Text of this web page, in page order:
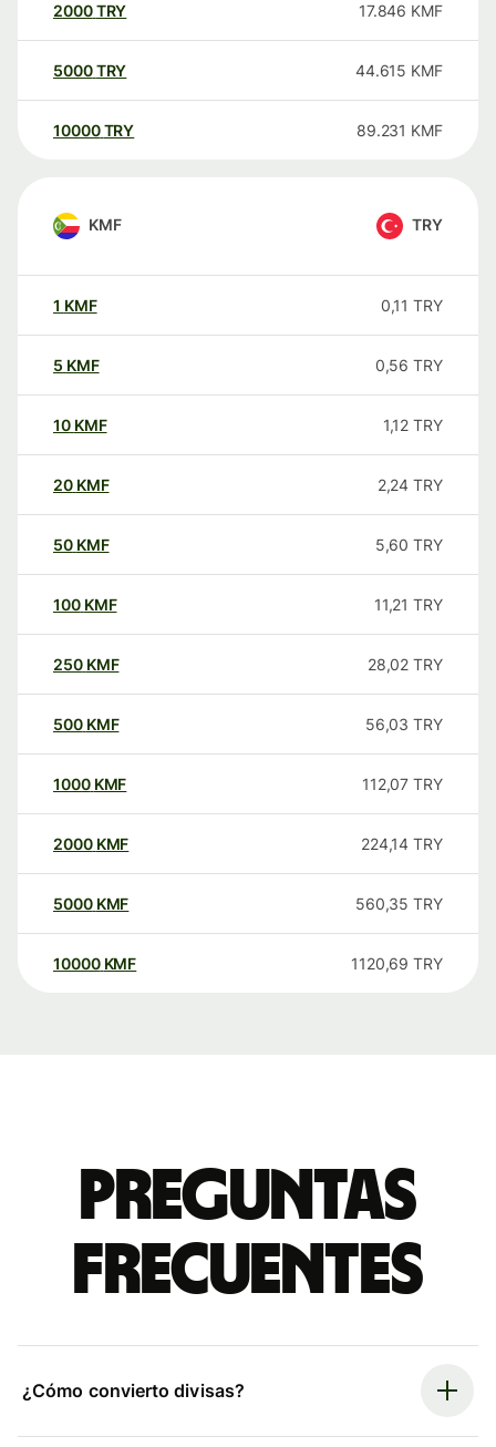
2000TRY 17.846 KMF
5000TRY 44.615 KMF
10000 TRY 89.231 KMF
KMF TRY
1 KMF 0,11 TRY
5 KMF 0,56 TRY
10 KMF 1,12 TRY
20 KMF 2,24 TRY
50 KMF 5,60 TRY
100 KMF 11,21 TRY
250 KMF 28,02 TRY
500 KMF 56,03 TRY
1000 KMF 112,07 TRY
2000 KMF 224,14 TRY
5000 KMF 560,35 TRY
10000 KMF 1120,69 TRY
Preguntas
frecuentes
¿Cómo convierto divisas?